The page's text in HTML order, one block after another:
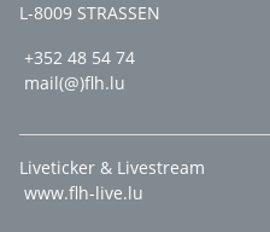
L-8009 STRASSEN
+352 48 54 74
mail(@)flh.lu
Liveticker & Livestream
www.flh-live.lu